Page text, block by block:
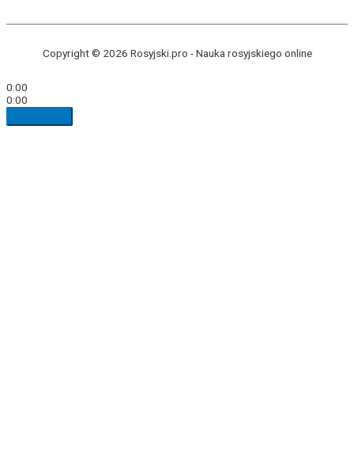
Copyright © 2026 Rosyjski.pro -Nauka rosyjskiego online
0:00
0:00